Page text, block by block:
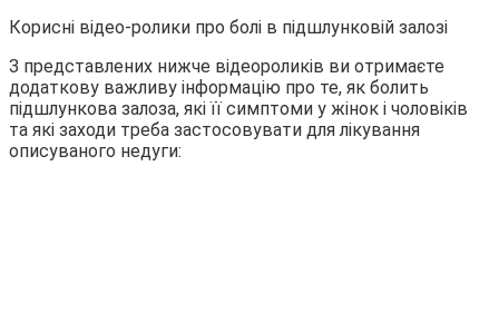
Корисні відео-ролики про болі в підшлунковій залозі
З представлених нижче відеороликів ви отримаєте
додаткову важливу інформацію про те, як болить
підшлункова залоза, які її симптоми у жінок і чоловіків
та які заходи треба застосовувати для лікування
описуваного недуги: